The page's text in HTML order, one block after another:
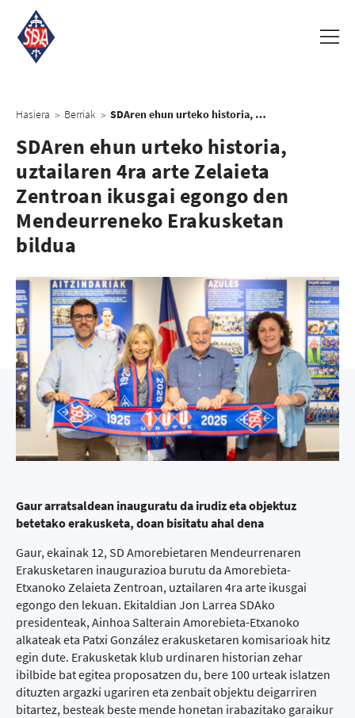
Hasiera > Berriak > SDAren ehun urteko historia, uztailaren 4ra arte Zelaieta Zentroan ikusgai egongo den Mendeurreneko Erakusketan bildua
SDAren ehun urteko historia,
uztailaren 4ra arte Zelaieta
Zentroan ikusgai egongo den
Mendeurreneko Erakusketan
bildua
Gaur arratsaldean inauguratu da irudiz eta objektuz
betetako erakusketa, doan bisitatu ahal dena
Gaur, ekainak 12, SD Amorebietaren Mendeurrenaren
Erakusketaren inaugurazioa burutu da Amorebieta-
Etxanoko Zelaieta Zentroan, uztailaren 4ra arte ikusgai
egongo den lekuan. Ekitaldian Jon Larrea SDAko
presidenteak, Ainhoa Salterain Amorebieta-Etxanoko
alkateak eta Patxi González erakusketaren komisarioak hitz
egin dute. Erakusketak klub urdinaren historian zehar
ibilbide bat egitea proposatzen du, bere 100 urteak islatzen
dituzten argazki ugariren eta zenbait objektu deigarriren
bitartez, besteak beste mende honetan irabazitako garaikur